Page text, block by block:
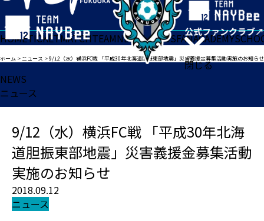
閉じる
HOMETICKETMATCHTEAMNEWSGOODSFANACADEMY
ホーム >ニュース >9/12（水）横浜FC戦 「平成30年北海道胆振東部地震」災害義援金募集活動実施のお知らせ
NEWS
ニュース
9/12（水）横浜FC戦 「平成30年北海
道胆振東部地震」災害義援金募集活動
実施のお知らせ
2018.09.12
ニュース